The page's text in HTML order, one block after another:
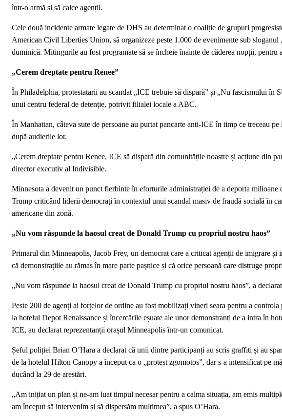
într-o armă și să calce agenții.
Cele două incidente armate legate de DHS au determinat o coaliție de grupuri
American Civil Liberties Union, să organizeze peste 1.000 de evenimente sub
duminică. Mitingurile au fost programate să se încheie înainte de căderea nopții, pentru
„Cerem dreptate pentru Renee”
În Philadelphia, protestatarii au scandat „ICE trebuie să dispară” și „Nu fascismului
unui centru federal de detenție, potrivit filialei locale a ABC.
În Manhattan, câteva sute de persoane au purtat pancarte anti-ICE în timp ce treceau
după audierile lor.
„Cerem dreptate pentru Renee, ICE să dispară din comunitățile noastre și acțiune din
director executiv al Indivisible.
Minnesota a devenit un punct fierbinte în eforturile administrației de a deporta
Trump criticând liderii democrați în contextul unui scandal masiv de fraudă socială în
americane din zonă.
„Nu vom răspunde la haosul creat de Donald Trump cu propriul nostru haos”
Primarul din Minneapolis, Jacob Frey, un democrat care a criticat agenții de imigrare și
că demonstrațiile au rămas în mare parte pașnice și că orice persoană care distruge
„Nu vom răspunde la haosul creat de Donald Trump cu propriul nostru haos”, a
Peste 200 de agenți ai forțelor de ordine au fost mobilizați vineri seara pentru a
la hotelul Depot Renaissance și încercările eșuate ale unor demonstranți de a intra în
ICE, au declarat reprezentanții orașul Minneapolis într-un comunicat.
Șeful poliției Brian O’Hara a declarat că unii dintre participanți au scris graffiti și au
de la hotelul Hilton Canopy a început ca o „protest zgomotos”, dar s-a intensificat pe
ducând la 29 de arestări.
„Am inițiat un plan și ne-am luat timpul necesar pentru a calma situația, am emis
am început să intervenim și să dispersăm mulțimea”, a spus O’Hara.